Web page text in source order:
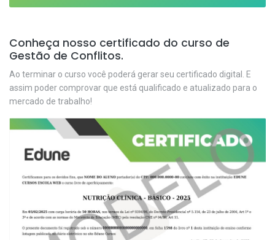
Conheça nosso certificado do curso de
Gestão de Conflitos.
Ao terminar o curso você poderá gerar seu certificado digital. E
assim poder comprovar que está qualificado e atualizado para o
mercado de trabalho!